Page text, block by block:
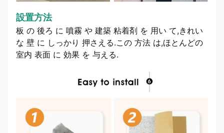
設置方法
板 の 後ろ に 噴霧 や 建築 粘着剤 を 用い て,きれい
な 壁 に しっかり 押さえる.この 方法 は,ほとんどの
室内 表面 に 効果 を 与える.